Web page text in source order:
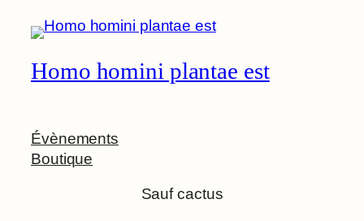
Homo homini plantae est
Évènements
Boutique
Sauf cactus